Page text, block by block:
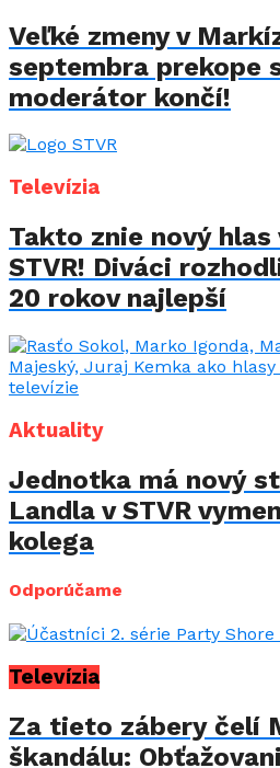
Veľké zmeny v
septembra prekope
moderátor končí!
Televízia
Takto znie nový hlas
STVR! Diváci
20 rokov najlepší
Aktuality
Jednotka má nový
Landla v STVR
kolega
Odporúčame
Televízia
Za tieto zábery čelí
škandálu: